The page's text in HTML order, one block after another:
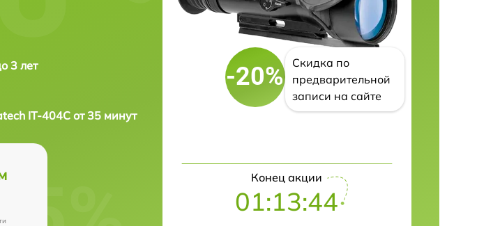
3 лет
IT-404C от 35 минут
-20%
Скидка по
предварительной
записи на сайте
Конец акции
01:13:42